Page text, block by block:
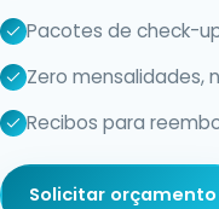
Pacotes de check-
Zero mensalidades,
Recibos para
Solicitar orçamento